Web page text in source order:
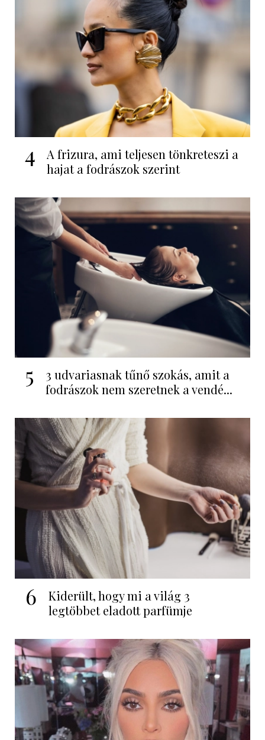
4
A frizura, ami teljesen tönkreteszi a
hajat a fodrászok szerint
5
3 udvariasnak tűnő szokás, amit a
fodrászok nem szeretnek a vendé...
6
Kiderült, hogy mi a világ 3
legtöbbet eladott parfümje